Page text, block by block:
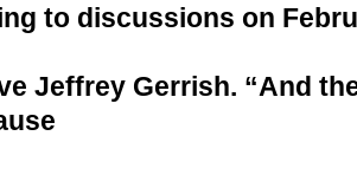
to discussions on
Jeffrey Gerrish. “And